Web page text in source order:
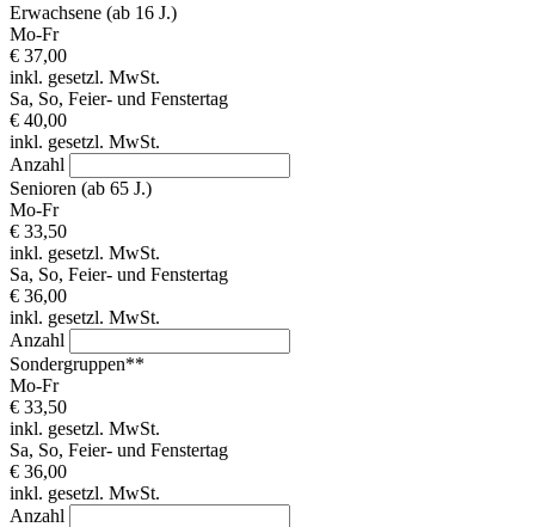
Erwachsene (ab 16 J.)
Mo-Fr
€ 37,00
inkl. gesetzl. MwSt.
Sa, So, Feier- und Fenstertag
€ 40,00
inkl. gesetzl. MwSt.
Anzahl
Senioren (ab 65 J.)
Mo-Fr
€ 33,50
inkl. gesetzl. MwSt.
Sa, So, Feier- und Fenstertag
€ 36,00
inkl. gesetzl. MwSt.
Anzahl
Sondergruppen**
Mo-Fr
€ 33,50
inkl. gesetzl. MwSt.
Sa, So, Feier- und Fenstertag
€ 36,00
inkl. gesetzl. MwSt.
Anzahl